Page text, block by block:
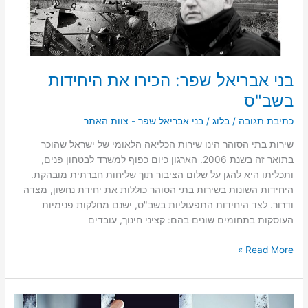
בני אבריאל שפר: הכירו את היחידות
בשב"ס
כתיבת תגובה /בלוג /בני אבריאל שפר - צוות האתר
שירות בתי הסוהר הינו שירות הכליאה הלאומי של ישראל שהוכר
בתואר זה בשנת 2006. הארגון כיום כפוף למשרד לבטחון פנים,
ותכליתו היא להגן על שלום הציבור תוך שליחות חברתית מובהקת.
היחידות השונות בשירות בתי הסוהר כוללות את יחידת נחשון, מצדה
ודרור. לצד היחידות התפעוליות בשב"ס, ישנם מחלקות פנימיות
העוסקות בתחומים שונים בהם: קציני חינוך, עובדים
Read More »